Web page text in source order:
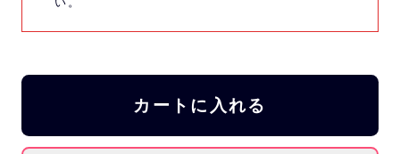
カートに入れる